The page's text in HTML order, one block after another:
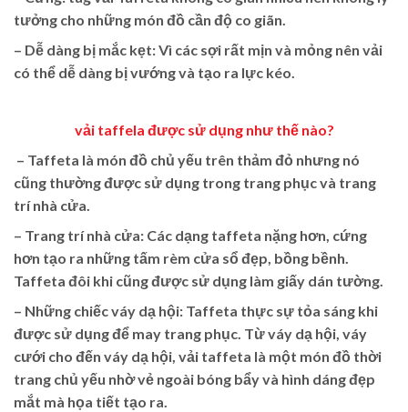
tưởng cho những món đồ cần độ co giãn.
– Dễ dàng bị mắc kẹt: Vì các sợi rất mịn và mỏng nên vải
có thể dễ dàng bị vướng và tạo ra lực kéo.
vải taffela được sử dụng như thế nào?
– Taffeta là món đồ chủ yếu trên thảm đỏ nhưng nó
cũng thường được sử dụng trong trang phục và trang
trí nhà cửa.
– Trang trí nhà cửa: Các dạng taffeta nặng hơn, cứng
hơn tạo ra những tấm rèm cửa sổ đẹp, bồng bềnh.
Taffeta đôi khi cũng được sử dụng làm giấy dán tường.
– Những chiếc váy dạ hội: Taffeta thực sự tỏa sáng khi
được sử dụng để may trang phục. Từ váy dạ hội, váy
cưới cho đến váy dạ hội, vải taffeta là một món đồ thời
trang chủ yếu nhờ vẻ ngoài bóng bẩy và hình dáng đẹp
mắt mà họa tiết tạo ra.